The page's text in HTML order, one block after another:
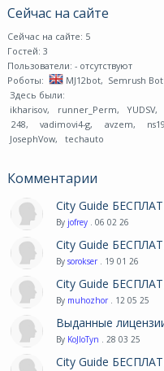
Сейчас на сайте
Сейчас на сайте: 5
Гостей: 3
Пользователи: - отсутствуют
Роботы:
MJ12bot, Semrush Bot
Здесь были:
ikharisov, runner_Perm, YUDSV,
248, vadimovi4-g, avzem,
JosephVow, techauto
Комментарии
City Guide
By jofrey . 06 02 26
City Guide
By sorokser . 19 01 26
City Guide
By muhozhor . 12 05 25
Выданные
By KoJIoTyn . 28 03 25
City Guide